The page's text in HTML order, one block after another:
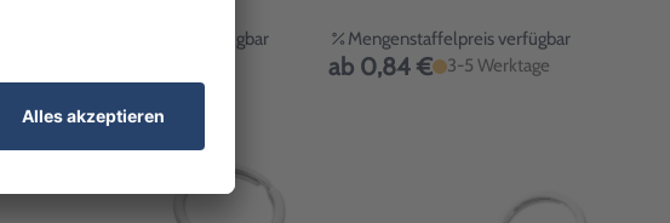
Mengenstaffelpreis verfügbar Mengenstaffelpreis verfügbar
ab 0,84 € 3-5 Werktage